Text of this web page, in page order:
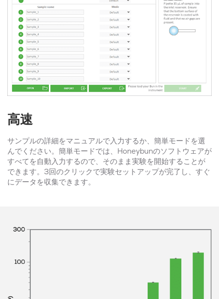
高速
サンプルの詳細をマニュアルで入力するか、簡単モードを選
んでください。簡単モードでは、Honeybunのソフトウェアが
すべてを自動入力するので、そのまま実験を開始することが
できます。3回のクリックで実験セットアップが完了し、すぐ
にデータを収集できます。